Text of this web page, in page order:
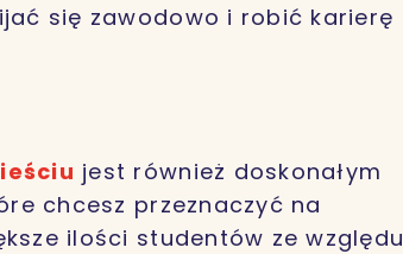
się zawodowo i robić karierę
jest również doskonałym
chcesz przeznaczyć na
ilości studentów ze względu